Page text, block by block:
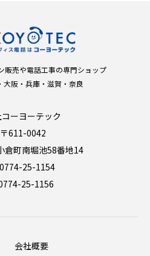
販売や電話工事の専門ショップ
大阪・兵庫・滋賀・奈良
ーヨーテック
611-0042
倉町南堀池58番地14
25-1154
25-1156
会社概要